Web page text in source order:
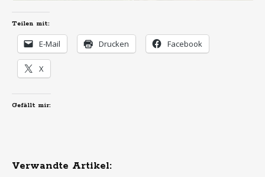
Teilen mit:
E-Mail Drucken Facebook
X
Gefällt mir:
Verwandte Artikel: